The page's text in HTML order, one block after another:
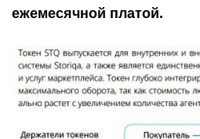
ежемесячной платой.